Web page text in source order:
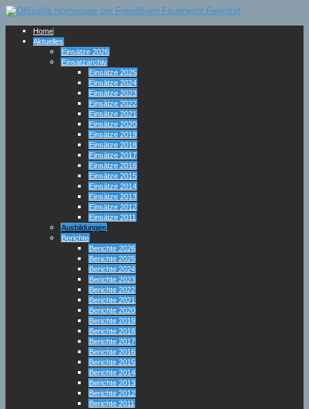
Home
Aktuelles
Einsätze 2026
Einsatzarchiv
Einsätze 2025
Einsätze 2024
Einsätze 2023
Einsätze 2022
Einsätze 2021
Einsätze 2020
Einsätze 2019
Einsätze 2018
Einsätze 2017
Einsätze 2016
Einsätze 2015
Einsätze 2014
Einsätze 2013
Einsätze 2012
Einsätze 2011
Ausbildungen
Berichte
Berichte 2026
Berichte 2025
Berichte 2024
Berichte 2023
Berichte 2022
Berichte 2021
Berichte 2020
Berichte 2019
Berichte 2018
Berichte 2017
Berichte 2016
Berichte 2015
Berichte 2014
Berichte 2013
Berichte 2012
Berichte 2011